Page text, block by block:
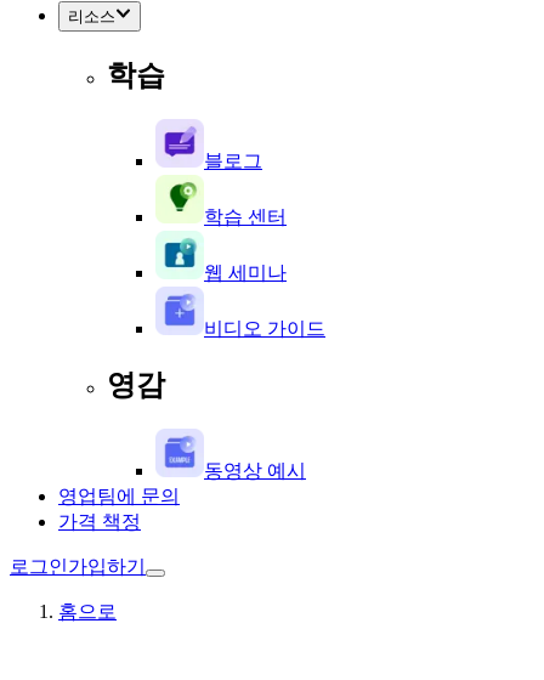
리소스
학습
블로그
학습 센터
웹 세미나
비디오 가이드
영감
동영상 예시
영업팀에 문의
가격 책정
로그인가입하기
홈으로